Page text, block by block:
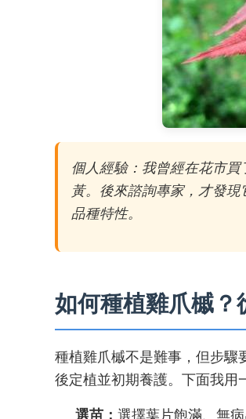
個人經驗：我曾經在花市
黃。後來諮詢專家，才發
品種特性。
如何種植雞爪槭？
種植雞爪槭不是難事，但步驟
後定植並初期養護。下面我用
選苗： 選擇葉片飽滿、無